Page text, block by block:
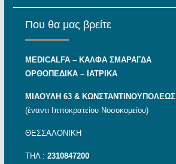
Που θα μας βρείτε
MEDICALFA – KAΛΦΑ ΣΜΑΡΑΓΔΑ
ΟΡΘΟΠΕΔΙΚΑ – ΙΑΤΡΙΚΑ
ΜΙΑΟΥΛΗ 63 & ΚΩΝΣΤΑΝΤΙΝΟΥΠΟΛΕΩΣ
(έναντι Ιπποκρατείου Νοσοκομείου)
ΘΕΣΣΑΛΟΝΙΚΗ
ΤΗΛ : 2310847200